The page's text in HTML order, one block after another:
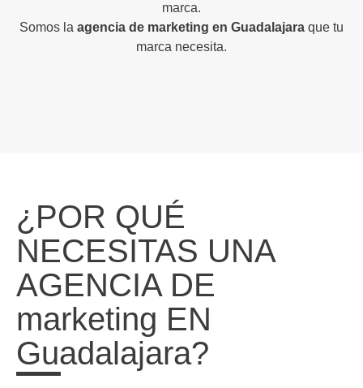
marca.
Somos la agencia de marketing en Guadalajara que tu
marca necesita.
¿POR QUÉ
NECESITAS UNA
AGENCIA DE
marketing EN
Guadalajara?